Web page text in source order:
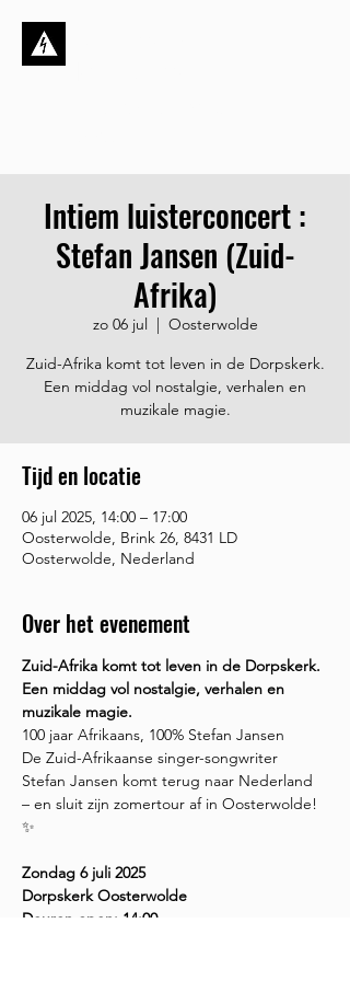
Intiem luisterconcert :
Stefan Jansen (Zuid-
Afrika)
zo 06 jul
  |
Oosterwolde
Zuid-Afrika komt tot leven in de Dorpskerk.
Een middag vol nostalgie, verhalen en
muzikale magie.
Tijd en locatie
06 jul 2025, 14:00 – 17:00
Oosterwolde, Brink 26, 8431 LD
Oosterwolde, Nederland
Over het evenement
Zuid-Afrika komt tot leven in de Dorpskerk.
Een middag vol nostalgie, verhalen en
muzikale magie.
100 jaar Afrikaans, 100% Stefan Jansen
De Zuid-Afrikaanse singer-songwriter
Stefan Jansen komt terug naar Nederland
– en sluit zijn zomertour af in Oosterwolde!
✨
Zondag 6 juli 2025
Dorpskerk Oosterwolde
Deuren open: 14:00